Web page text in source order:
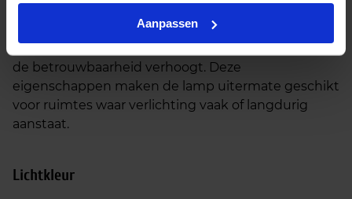
Aanpassen
levensduur van circa 25.000 branduren. Dit
betekent dat je veel minder vaak hoeft te
vervangen, wat de onderhoudskosten verlaagt en
de betrouwbaarheid verhoogt. Deze
eigenschappen maken de lamp uitermate geschikt
voor ruimtes waar verlichting vaak of langdurig
aanstaat.
Lichtkleur